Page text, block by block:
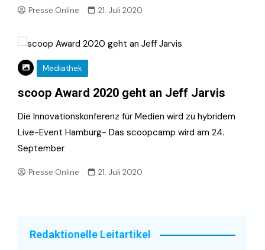
Presse.Online 21. Juli 2020
Mediathek
scoop Award 2020 geht an Jeff Jarvis
Die Innovationskonferenz für Medien wird zu hybridem
Live-Event Hamburg- Das scoopcamp wird am 24.
September
Presse.Online 21. Juli 2020
Redaktionelle Leitartikel